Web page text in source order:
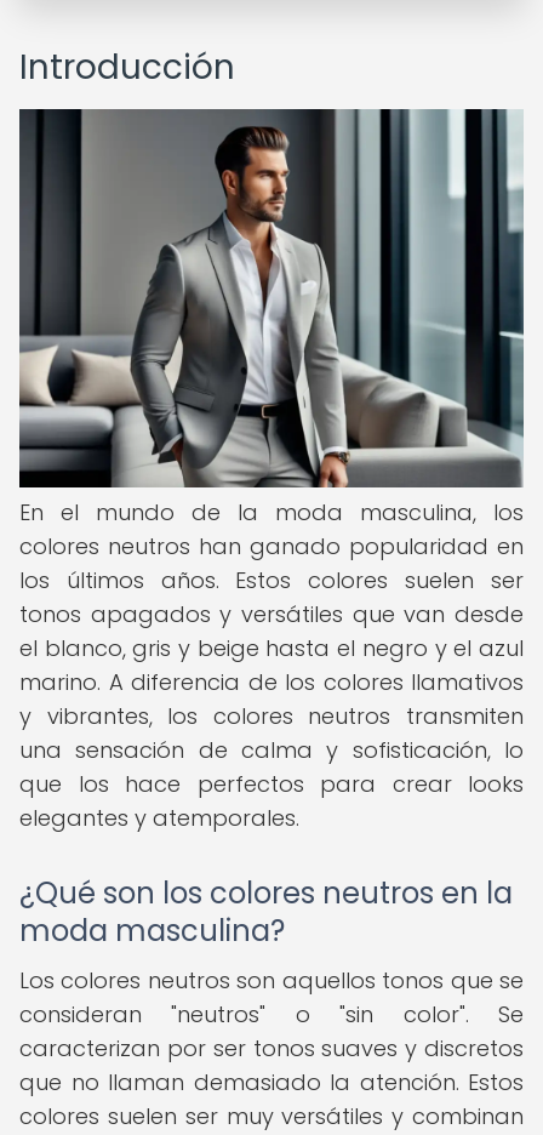
Introducción
En el mundo de la moda masculina, los
colores neutros han ganado popularidad en
los últimos años. Estos colores suelen ser
tonos apagados y versátiles que van desde
el blanco, gris y beige hasta el negro y el azul
marino. A diferencia de los colores llamativos
y vibrantes, los colores neutros transmiten
una sensación de calma y sofisticación, lo
que los hace perfectos para crear looks
elegantes y atemporales.
¿Qué son los colores neutros en la
moda masculina?
Los colores neutros son aquellos tonos que se
consideran "neutros" o "sin color". Se
caracterizan por ser tonos suaves y discretos
que no llaman demasiado la atención. Estos
colores suelen ser muy versátiles y combinan